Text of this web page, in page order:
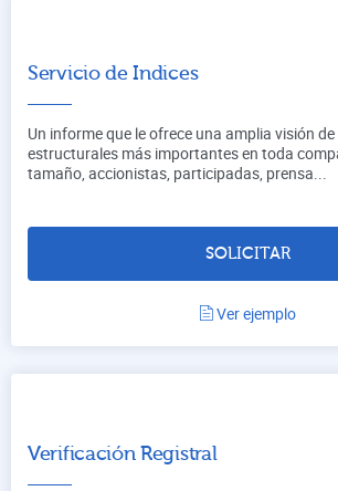
Servicio de Indices
Un informe que le ofrece una amplia visión
estructurales más importantes en toda
tamaño, accionistas, participadas, prensa...
SOLICITAR
Ver ejemplo
Verificación Registral